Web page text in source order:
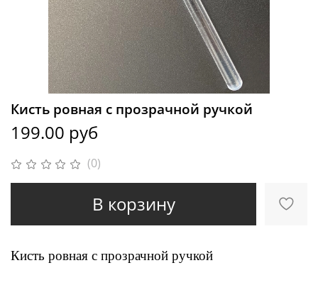
(0)
Кисть ровная с прозрачной ручкой
199.00 руб
В корзину
Кисть ровная с прозрачной ручкой